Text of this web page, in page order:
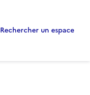
Rechercher un espace